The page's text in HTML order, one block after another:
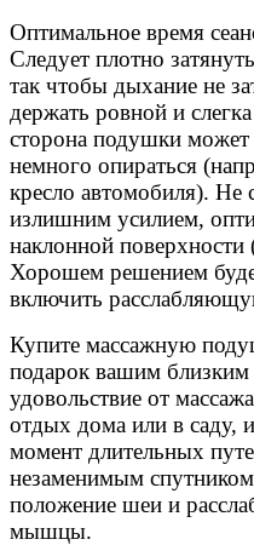
Оптимальное время
Следует плотно
так чтобы дыхание не
держать ровной и
сторона подушки
немного опираться
кресло автомобиля). Не
излишним усилием,
наклонной поверхности
Хорошем решением
включить
Купите массажную
подарок вашим близким
удовольствие от
отдых дома или в саду,
момент длительных
незаменимым
положение шеи и
мышцы.